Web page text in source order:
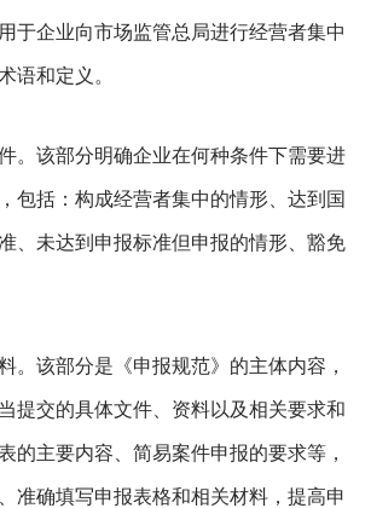
于企业向市场监管总局进行经营者集中
语和定义。
。该部分明确企业在何种条件下需要进
包括：构成经营者集中的情形、达到国
、未达到申报标准但申报的情形、豁免
。该部分是《申报规范》的主体内容，
提交的具体文件、资料以及相关要求和
的主要内容、简易案件申报的要求等，
准确填写申报表格和相关材料，提高申